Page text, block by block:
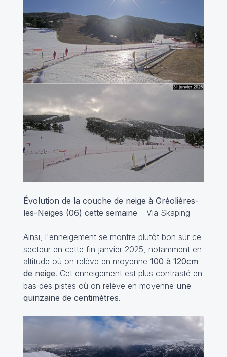
Évolution de la couche de neige à Gréolières-
les-Neiges (06) cette semaine – Via Skaping
Ainsi, l'enneigement se montre plutôt bon sur ce
secteur en cette fin janvier 2025, notamment en
altitude où on relève en moyenne 100 à 120cm
de neige. Cet enneigement est plus contrasté en
bas des pistes où on relève en moyenne une
quinzaine de centimètres.